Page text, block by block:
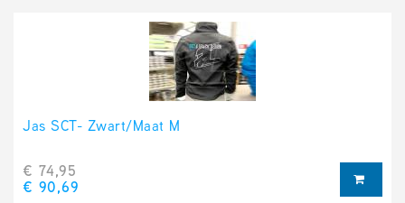
Jas SCT- Zwart/Maat M
€ 74,95
€ 90,69